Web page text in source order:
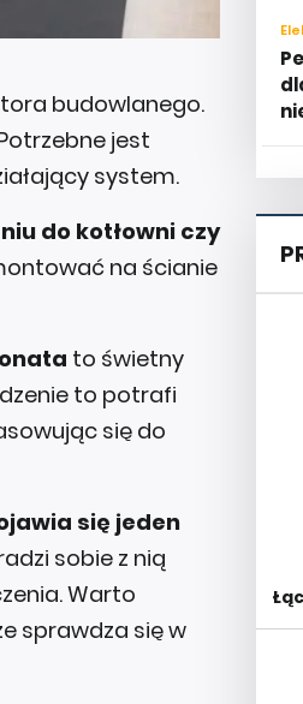
budowlanego.
jest
system.
do kotłowni czy
na ścianie
to świetny
to potrafi
się do
się jeden
sobie z nią
Warto
sprawdza się w